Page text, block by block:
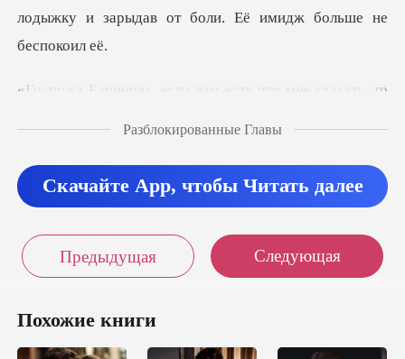
Выйти
лодыжк
мне сказать, то
Разблокированные Главы
Скачайте App, чтобы Читать далее
Предыдущая Следующая
Похожие книги